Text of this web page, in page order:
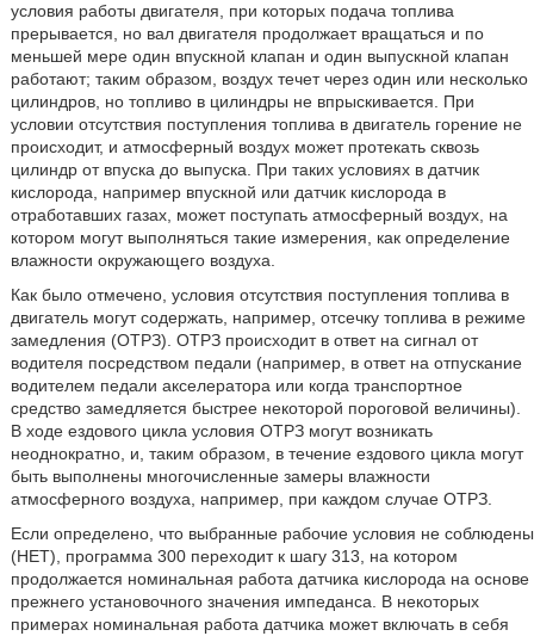
условия работы двигателя, при которых подача топлива
прерывается, но вал двигателя продолжает вращаться и по
меньшей мере один впускной клапан и один выпускной клапан
работают; таким образом, воздух течет через один или несколько
цилиндров, но топливо в цилиндры не впрыскивается. При
условии отсутствия поступления топлива в двигатель горение не
происходит, и атмосферный воздух может протекать сквозь
цилиндр от впуска до выпуска. При таких условиях в датчик
кислорода, например впускной или датчик кислорода в
отработавших газах, может поступать атмосферный воздух, на
котором могут выполняться такие измерения, как определение
влажности окружающего воздуха.
Как было отмечено, условия отсутствия поступления топлива в
двигатель могут содержать, например, отсечку топлива в режиме
замедления (ОТРЗ). ОТРЗ происходит в ответ на сигнал от
водителя посредством педали (например, в ответ на отпускание
водителем педали акселератора или когда транспортное
средство замедляется быстрее некоторой пороговой величины).
В ходе ездового цикла условия ОТРЗ могут возникать
неоднократно, и, таким образом, в течение ездового цикла могут
быть выполнены многочисленные замеры влажности
атмосферного воздуха, например, при каждом случае ОТРЗ.
Если определено, что выбранные рабочие условия не соблюдены
(НЕТ), программа 300 переходит к шагу 313, на котором
продолжается номинальная работа датчика кислорода на основе
прежнего установочного значения импеданса. В некоторых
примерах номинальная работа датчика может включать в себя